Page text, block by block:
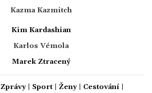
Kazma Kazmitch
Kim Kardashian
Karlos Vémola
Marek Ztracený
Zprávy| Sport| Ženy| Cestování|